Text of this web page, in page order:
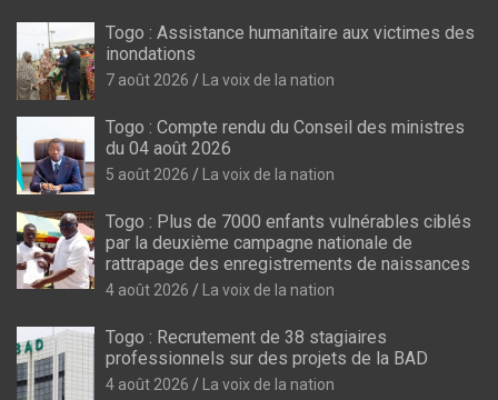
Togo : Assistance humanitaire aux victimes des
inondations
7 août 2026 La voix de la nation
Togo : Compte rendu du Conseil des ministres
du 04 août 2026
5 août 2026 La voix de la nation
Togo : Plus de 7000 enfants vulnérables ciblés
par la deuxième campagne nationale de
rattrapage des enregistrements de naissances
4 août 2026 La voix de la nation
Togo : Recrutement de 38 stagiaires
professionnels sur des projets de la BAD
4 août 2026 La voix de la nation